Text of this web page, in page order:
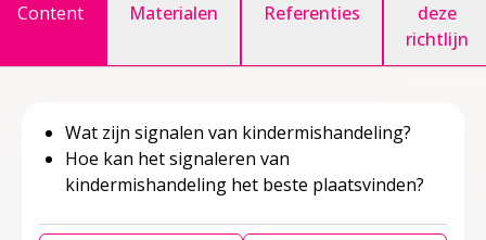
Content Materialen Referenties
deze
richtlijn
Wat zijn signalen van kindermishandeling?
Hoe kan het signaleren van
kindermishandeling het beste plaatsvinden?